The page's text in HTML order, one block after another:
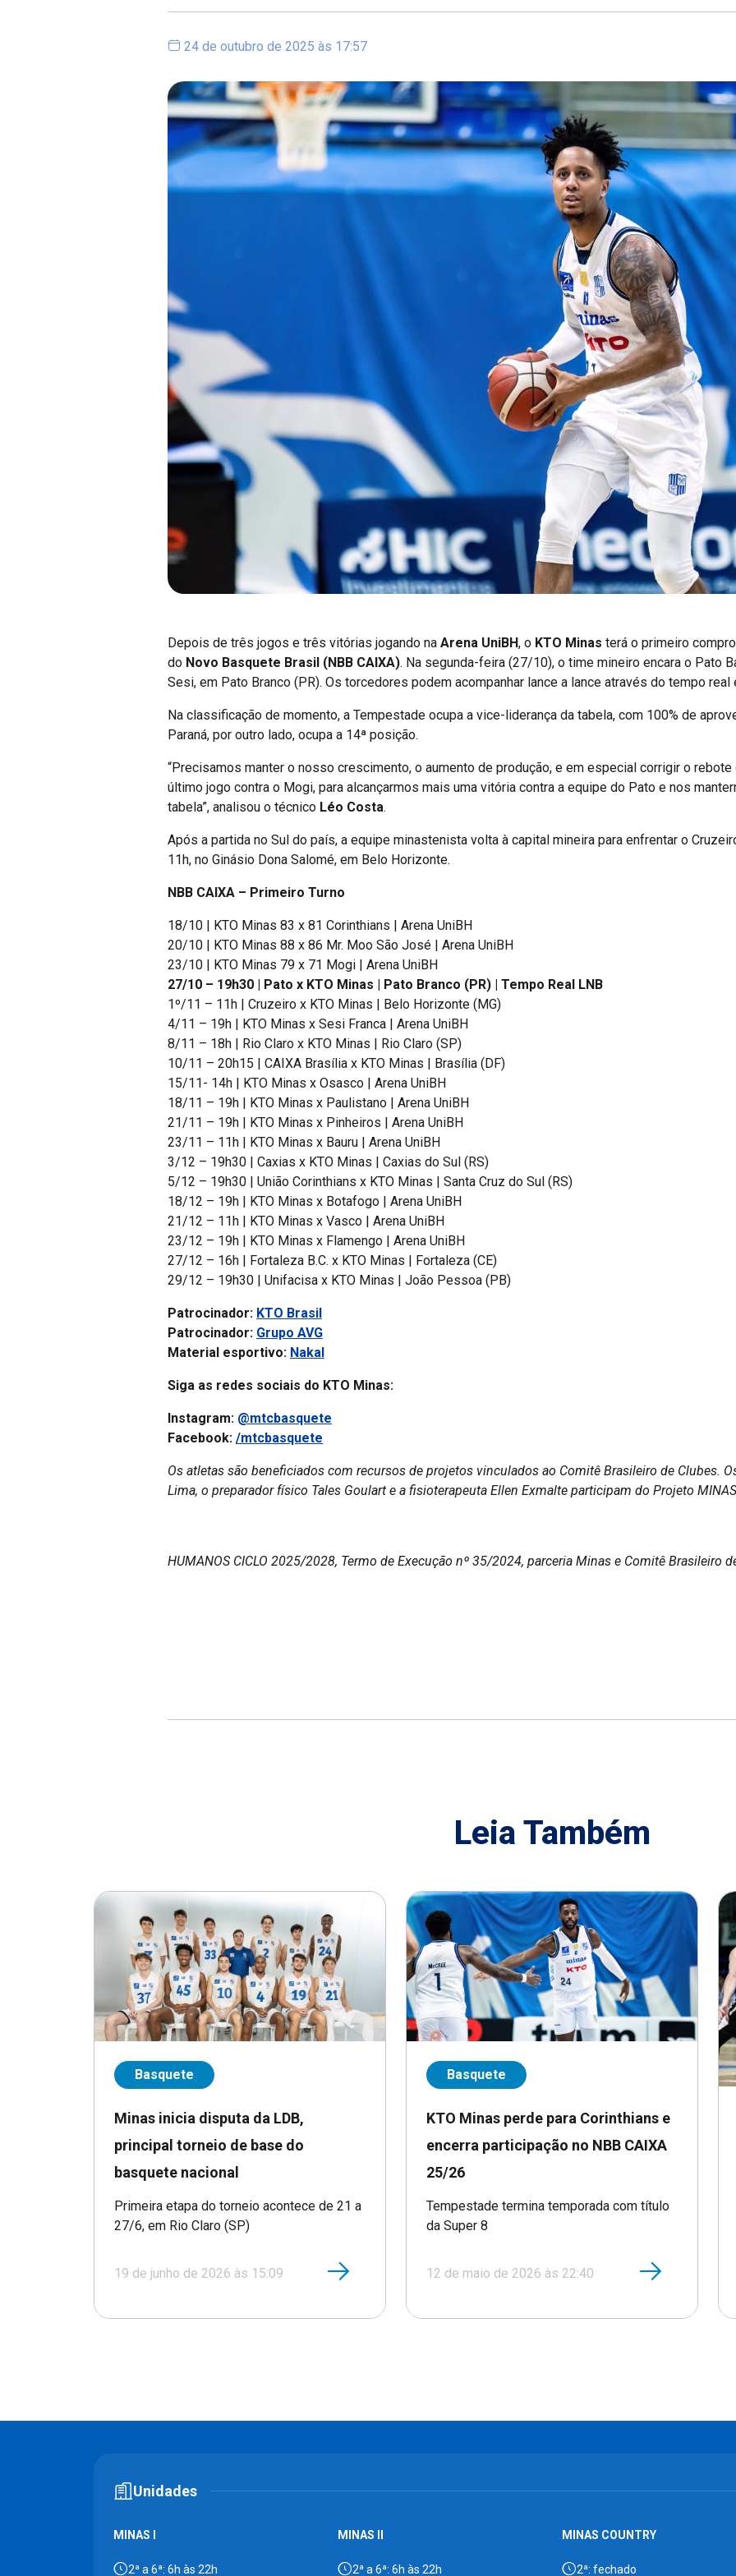
24 de outubro de 2025 às 17:57
Depois de três jogos e três vitórias jogando na Arena UniBH, o KTO Minas terá o primeiro
do Novo Basquete Brasil (NBB CAIXA). Na segunda-feira (27/10), o time mineiro encara o Pato
Sesi, em Pato Branco (PR). Os torcedores podem acompanhar lance a lance através do tempo real
Na classificação de momento, a Tempestade ocupa a vice-liderança da tabela, com 100% de
Paraná, por outro lado, ocupa a 14ª posição.
“Precisamos manter o nosso crescimento, o aumento de produção, e em especial corrigir o
último jogo contra o Mogi, para alcançarmos mais uma vitória contra a equipe do Pato e nos
tabela”, analisou o técnico Léo Costa.
Após a partida no Sul do país, a equipe minastenista volta à capital mineira para enfrentar o
11h, no Ginásio Dona Salomé, em Belo Horizonte.
NBB CAIXA – Primeiro Turno
18/10 | KTO Minas 83 x 81 Corinthians | Arena UniBH
20/10 | KTO Minas 88 x 86 Mr. Moo São José | Arena UniBH
23/10 | KTO Minas 79 x 71 Mogi | Arena UniBH
27/10 – 19h30 | Pato x KTO Minas | Pato Branco (PR) | Tempo Real LNB
1º/11 – 11h | Cruzeiro x KTO Minas | Belo Horizonte (MG)
4/11 – 19h | KTO Minas x Sesi Franca | Arena UniBH
8/11 – 18h | Rio Claro x KTO Minas | Rio Claro (SP)
10/11 – 20h15 | CAIXA Brasília x KTO Minas | Brasília (DF)
15/11- 14h | KTO Minas x Osasco | Arena UniBH
18/11 – 19h | KTO Minas x Paulistano | Arena UniBH
21/11 – 19h | KTO Minas x Pinheiros | Arena UniBH
23/11 – 11h | KTO Minas x Bauru | Arena UniBH
3/12 – 19h30 | Caxias x KTO Minas | Caxias do Sul (RS)
5/12 – 19h30 | União Corinthians x KTO Minas | Santa Cruz do Sul (RS)
18/12 – 19h | KTO Minas x Botafogo | Arena UniBH
21/12 – 11h | KTO Minas x Vasco | Arena UniBH
23/12 – 19h | KTO Minas x Flamengo | Arena UniBH
27/12 – 16h | Fortaleza B.C. x KTO Minas | Fortaleza (CE)
29/12 – 19h30 | Unifacisa x KTO Minas | João Pessoa (PB)
Patrocinador: KTO Brasil
Patrocinador: Grupo AVG
Material esportivo: Nakal
Siga as redes sociais do KTO Minas:
Instagram: @mtcbasquete
Facebook: /mtcbasquete
Os atletas são beneficiados com recursos de projetos vinculados ao Comitê Brasileiro de Clubes.
Lima, o preparador físico Tales Goulart e a fisioterapeuta Ellen Exmalte participam do Projeto MINAS
HUMANOS CICLO 2025/2028, Termo de Execução nº 35/2024, parceria Minas e Comitê Brasileiro
Leia Também
Basquete
Minas inicia disputa da LDB,
principal torneio de base do
basquete nacional
Primeira etapa do torneio acontece de 21 a
27/6, em Rio Claro (SP)
19 de junho de 2026 às 15:09
Basquete
KTO Minas perde para Corinthians e
encerra participação no NBB CAIXA
25/26
Tempestade termina temporada com título
da Super 8
12 de maio de 2026 às 22:40
Unidades
MINAS I
2ª a 6ª: 6h às 22h
MINAS II
2ª a 6ª: 6h às 22h
MINAS COUNTRY
2ª: fechado